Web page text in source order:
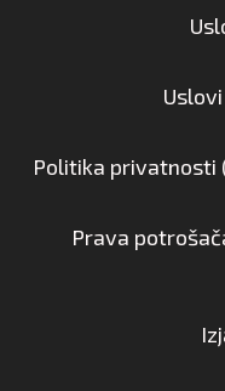
Politika privatnosti
Prava